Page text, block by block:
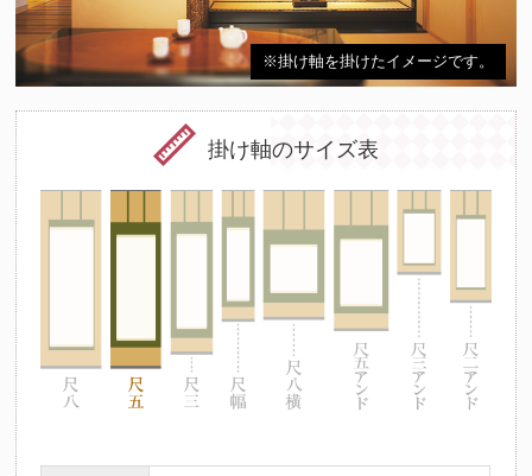
※掛け軸を掛けたイメージです。
掛け軸のサイズ表